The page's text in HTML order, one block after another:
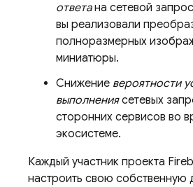
ответана сетевой
вы реализовали
полноразмерных
миниатюры.
Снижение вероятности
выполнениясетевых
сторонних сервисов во
экосистеме.
Каждый участник проекта
настроить свою собственную